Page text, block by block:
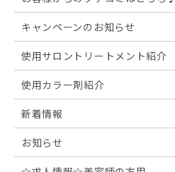
キャンペーンのお知らせ
使用サロントリートメント紹介
使用カラー剤紹介
新着情報
お知らせ